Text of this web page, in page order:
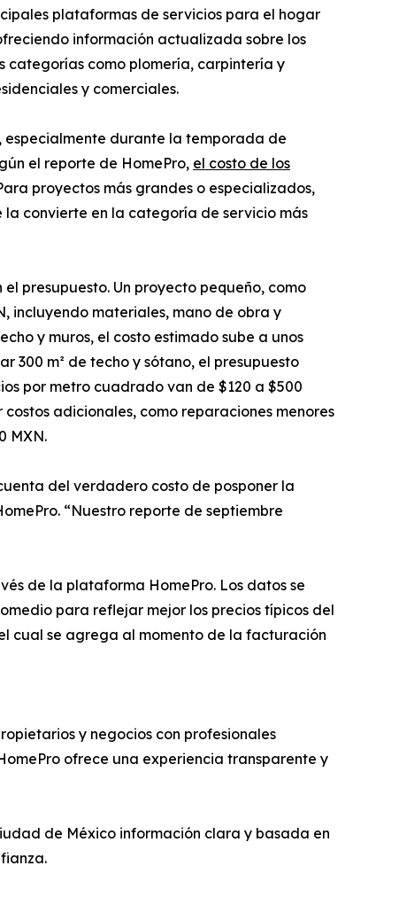
plataformas de servicios para el hogar
información actualizada sobre los
categorías como plomería, carpintería y
y comerciales.
especialmente durante la temporada de
el reporte de HomePro, el costo de los
proyectos más grandes o especializados,
la convierte en la categoría de servicio más
presupuesto. Un proyecto pequeño, como
incluyendo materiales, mano de obra y
y muros, el costo estimado sube a unos
300 m² de techo y sótano, el presupuesto
por metro cuadrado van de $120 a $500
adicionales, como reparaciones menores
MXN.
del verdadero costo de posponer la
“Nuestro reporte de septiembre
de la plataforma HomePro. Los datos se
para reflejar mejor los precios típicos del
cual se agrega al momento de la facturación
y negocios con profesionales
ofrece una experiencia transparente y
de México información clara y basada en